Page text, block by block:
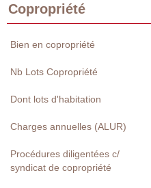
Copropriété
Bien en copropriété
Nb Lots Copropriété
Dont lots d'habitation
Charges annuelles (ALUR)
Procédures diligentées c/
syndicat de copropriété